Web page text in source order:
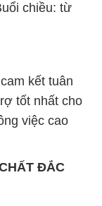
chiều: từ
kết tuân
tốt nhất cho
việc cao
ĐẮC